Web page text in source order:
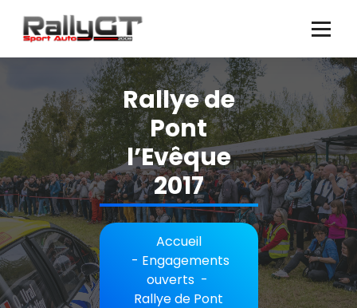
contenu
Rallye de
Pont
l’Evêque
2017
Accueil
- Engagements
ouverts-
Rallye de Pont